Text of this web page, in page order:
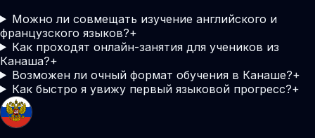
Можно ли совмещать изучение английского и
французского языков?+
Как проходят онлайн-занятия для учеников из
Канаша?+
Возможен ли очный формат обучения в Канаше?+
Как быстро я увижу первый языковой прогресс?+